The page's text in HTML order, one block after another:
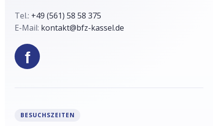
Tel.: +49 (561) 58 58 375
E-Mail: kontakt@bfz-kassel.de
f
BESUCHSZEITEN